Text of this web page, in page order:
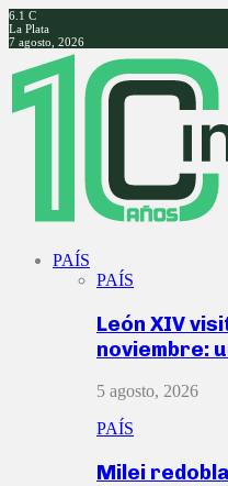
6.1 C
La Plata
7 agosto, 2026
Facebook
Twitter
Instagram
Youtube
PAÍS
PAÍS
León XIV
noviembre:
5 agosto, 2026
PAÍS
Milei